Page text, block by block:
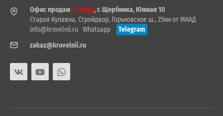
Офис продаж+ Склад, г. Щербинка, Южная 10
Старая Купавна, Стройдвор, Горьковское ш., 25км от МКАД
info@krovelnii.ru Whatsapp
Telegram
zakaz@krovelnii.ru